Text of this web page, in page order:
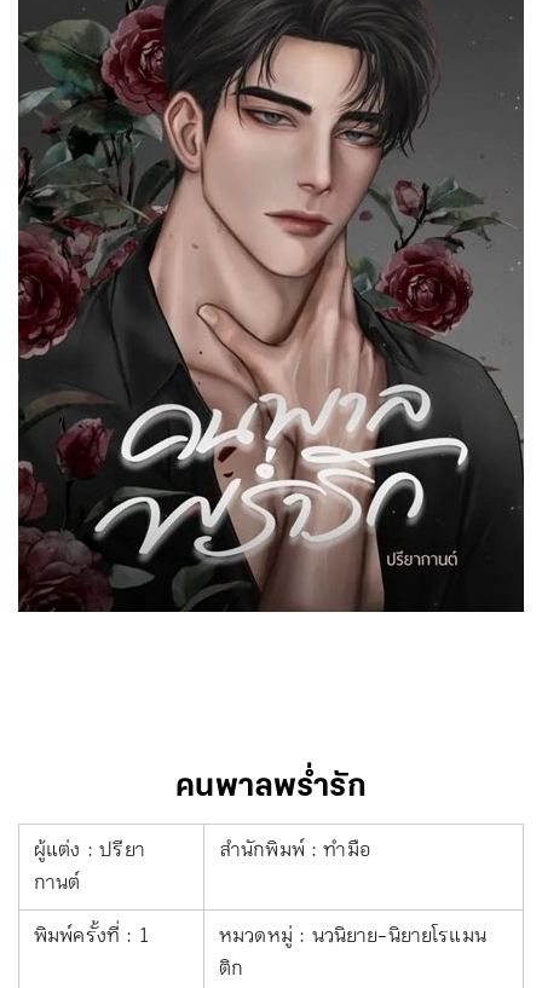
คนพาลพร่ำรัก
ผู้แต่ง : ปรียา
กานต์
สำนักพิมพ์ : ทำมือ
พิมพ์ครั้งที่ : 1
หมวดหมู่ : นวนิยาย-นิยายโรแมน
ติก